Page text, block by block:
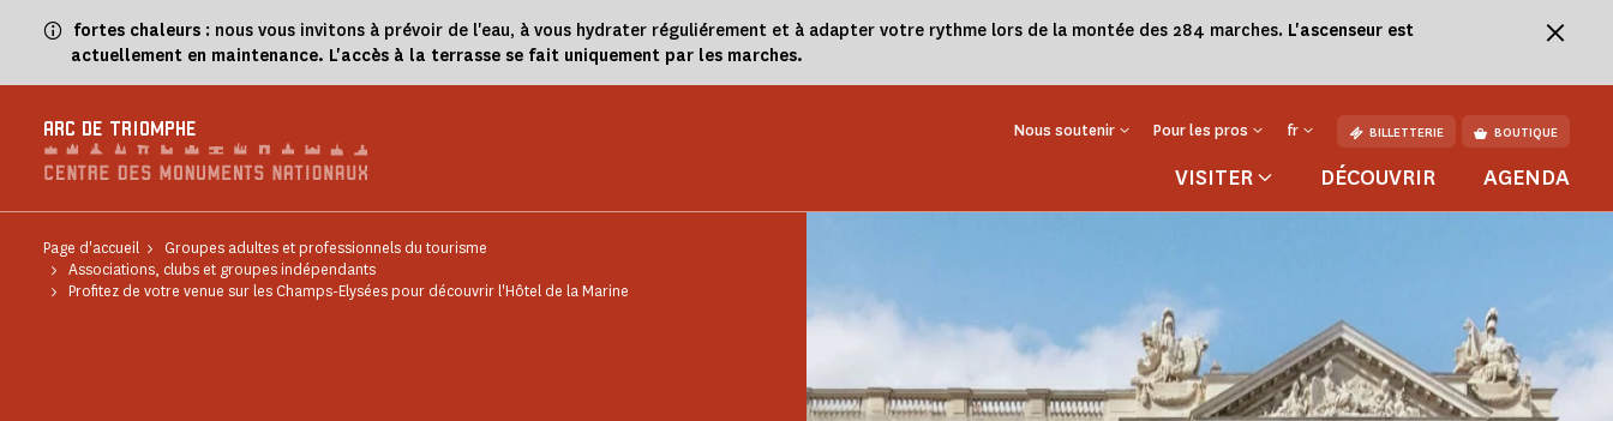
fortes chaleurs : nous vous invitons à prévoir de l'eau, à vous hydrater réguliérement et à adapter votre rythme lors de la montée des 284 marches. L'ascenseur est
actuellement en maintenance. L'accès à la terrasse se fait uniquement par les marches.
ARC DE TRIOMPHE Nous soutenir Pour les pros fr BILLETTERIE BOUTIQUE
VISITER DÉCOUVRIR AGENDA
Page d'accueil
Groupes adultes et professionnels du tourisme
Associations, clubs et groupes indépendants
Profitez de votre venue sur les Champs-Elysées pour découvrir l'Hôtel de la Marine